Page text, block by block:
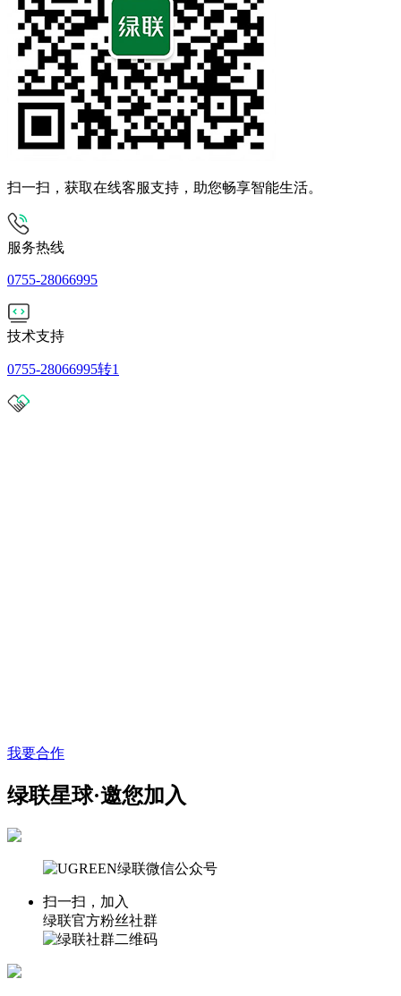
扫一扫，获取在线客服支持，助您畅享智能生活。
服务热线
0755-28066995
技术支持
0755-28066995转1
我要合作
绿联星球·邀您加入
扫一扫，加入
绿联官方粉丝社群